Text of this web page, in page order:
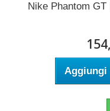
Nike Phantom
Aggiungi